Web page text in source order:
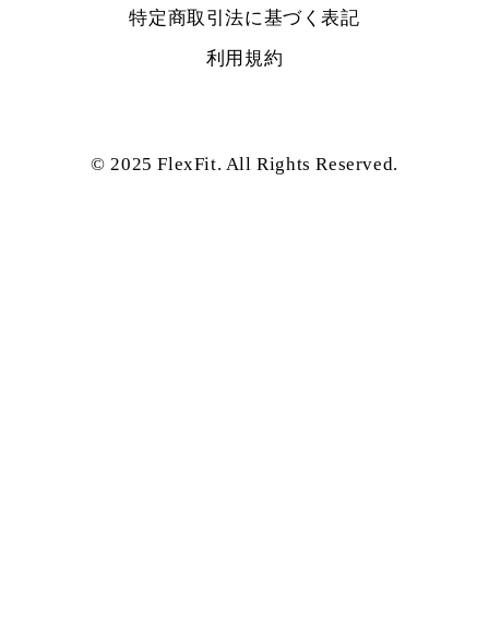
特定商取引法に基づく表記
利用規約
© 2025 FlexFit. All Rights Reserved.